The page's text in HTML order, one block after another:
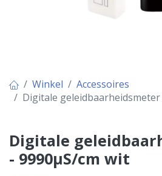
Winkel
Accessoires
Digitale geleidbaarheidsmeter
Digitale
- 9990µS/cm wit